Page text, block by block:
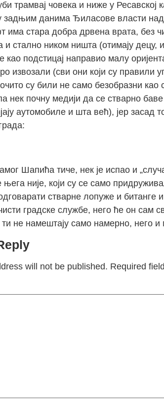
трамвај човека и ниже у
данима Ђиласове власти
има стара добра дрвена врата, без
и стално ником ништа (отимају децу,
као подстицај направио малу
извозали (сви они који су правили
су били не само безобразни
нек почну медији да се стварно
аутомобиле и шта већ), јер
Шапића тиче, нек је испао и
њега није, који су се само
стварне лопуже и битанге
градске службе, него ће он сам
ти не намештају само намерно, него
will not be published. Required